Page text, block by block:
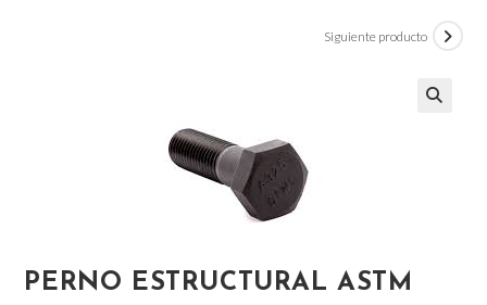
Siguiente producto
PERNO ESTRUCTURAL ASTM